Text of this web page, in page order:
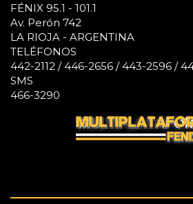
FÉNIX 95.1 - 101.1
Av. Perón 742
LA RIOJA - ARGENTINA
TELÉFONOS
442-2112 / 446-2656 / 443-2596 /
SMS
466-3290